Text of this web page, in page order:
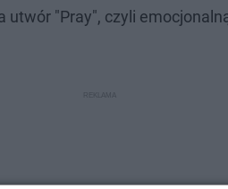
utwór "Pray", czyli